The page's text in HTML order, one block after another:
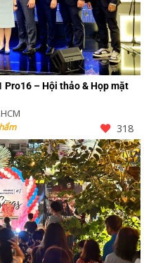
Pro16 – Hội thảo & Họp mặt
318